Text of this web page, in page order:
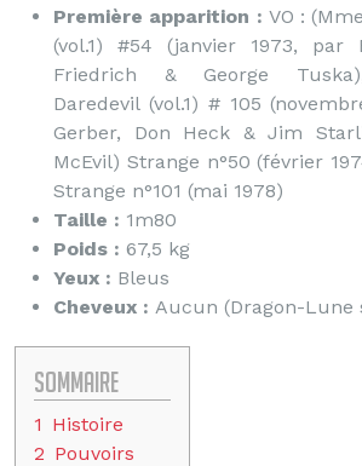
Première apparition : VO :
(vol.1) #54 (janvier 1973, par
Friedrich & George
Daredevil (vol.1) # 105
Gerber, Don Heck & Jim
McEvil) Strange n°50 (février
Strange n°101 (mai 1978)
Taille : 1m80
Poids : 67,5 kg
Yeux : Bleus
Cheveux : Aucun (Dragon-Lune
Sommaire
1 Histoire
2 Pouvoirs